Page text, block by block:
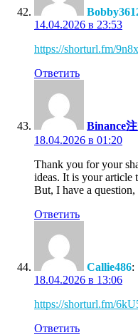
14.04.2026 в 23:53
https://shorturl.fm/
Ответить
Binance
18.04.2026 в 01:20
Thank you for your
ideas. It is your article
But, I have a
Ответить
Callie486:
18.04.2026 в 13:06
https://shorturl.fm/
Ответить